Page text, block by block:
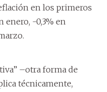
en los primeros
enero, -0,3% en
–otra forma de
técnicamente,